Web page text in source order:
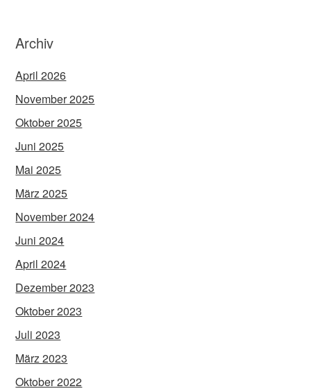
Archiv
April 2026
November 2025
Oktober 2025
Juni 2025
Mai 2025
März 2025
November 2024
Juni 2024
April 2024
Dezember 2023
Oktober 2023
Juli 2023
März 2023
Oktober 2022